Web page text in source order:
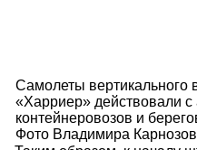
Самолеты вертикального
«Харриер» действовали с
контейнеровозов и
Фото Владимира